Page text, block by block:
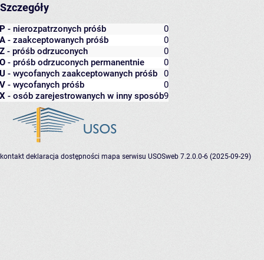
Szczegóły
P - nierozpatrzonych próśb
0
A - zaakceptowanych próśb
0
Z - próśb odrzuconych
0
O - próśb odrzuconych permanentnie
0
U - wycofanych zaakceptowanych próśb
0
V - wycofanych próśb
0
X - osób zarejestrowanych w inny sposób9
kontakt deklaracja dostępności mapa serwisu USOSweb 7.2.0.0-6 (2025-09-29)